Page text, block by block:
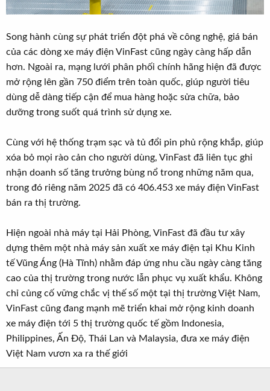
Song hành cùng sự phát triển đột phá về công nghệ, giá bán
của các dòng xe máy điện VinFast cũng ngày càng hấp dẫn
hơn. Ngoài ra, mạng lưới phân phối chính hãng hiện đã được
mở rộng lên gần 750 điểm trên toàn quốc, giúp người tiêu
dùng dễ dàng tiếp cận để mua hàng hoặc sửa chữa, bảo
dưỡng trong suốt quá trình sử dụng xe.
Cùng với hệ thống trạm sạc và tủ đổi pin phủ rộng khắp, giúp
xóa bỏ mọi rào cản cho người dùng, VinFast đã liên tục ghi
nhận doanh số tăng trưởng bùng nổ trong những năm qua,
trong đó riêng năm 2025 đã có 406.453 xe máy điện VinFast
bán ra thị trường.
Hiện ngoài nhà máy tại Hải Phòng, VinFast đã đầu tư xây
dựng thêm một nhà máy sản xuất xe máy điện tại Khu Kinh
tế Vũng Áng (Hà Tĩnh) nhằm đáp ứng nhu cầu ngày càng tăng
cao của thị trường trong nước lẫn phục vụ xuất khẩu. Không
chỉ củng cố vững chắc vị thế số một tại thị trường Việt Nam,
VinFast cũng đang mạnh mẽ triển khai mở rộng kinh doanh
xe máy điện tới 5 thị trường quốc tế gồm Indonesia,
Philippines, Ấn Độ, Thái Lan và Malaysia, đưa xe máy điện
Việt Nam vươn xa ra thế giới